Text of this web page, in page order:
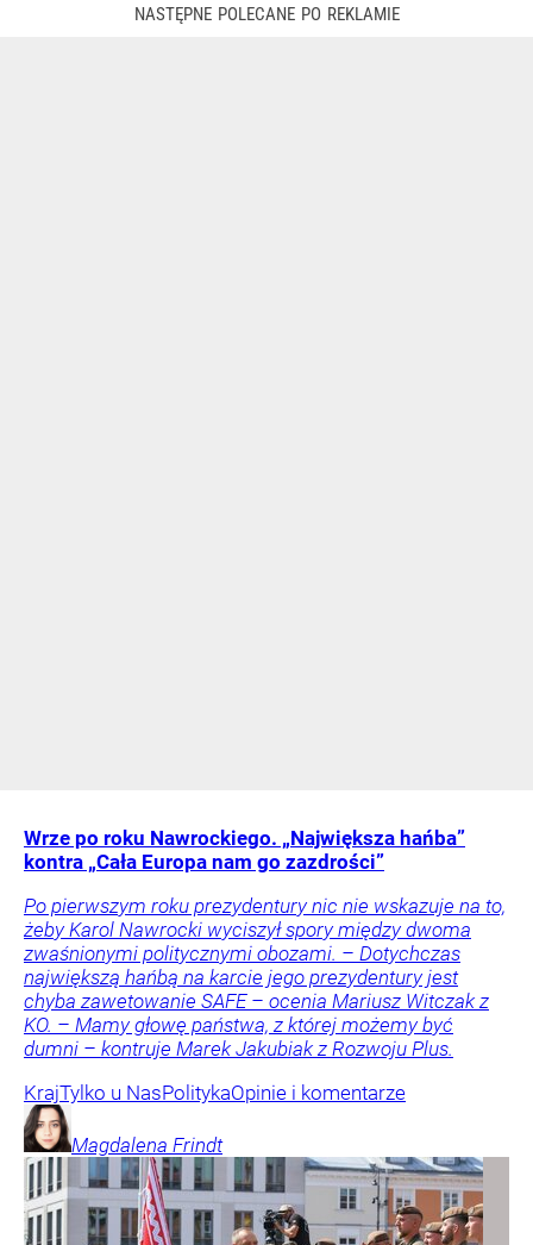
Wrze po roku Nawrockiego. „Największa hańba”
kontra „Cała Europa nam go zazdrości”
Po pierwszym roku prezydentury nic nie wskazuje na to,
żeby Karol Nawrocki wyciszył spory między dwoma
zwaśnionymi politycznymi obozami. – Dotychczas
największą hańbą na karcie jego prezydentury jest
chyba zawetowanie SAFE – ocenia Mariusz Witczak z
KO. – Mamy głowę państwa, z której możemy być
dumni – kontruje Marek Jakubiak z Rozwoju Plus.
KrajTylko u NasPolitykaOpinie i komentarze
Magdalena Frindt